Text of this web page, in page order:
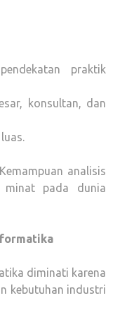
praktik
konsultan, dan
Kemampuan analisis
minat pada dunia
diminati karena
kebutuhan industri